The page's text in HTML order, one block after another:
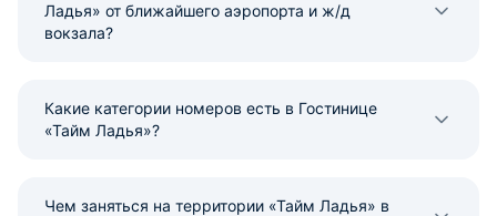
Ладья» от ближайшего аэропорта и ж/д
вокзала?
Какие категории номеров есть в Гостинице
«Тайм Ладья»?
Чем заняться на территории «Тайм Ладья» в